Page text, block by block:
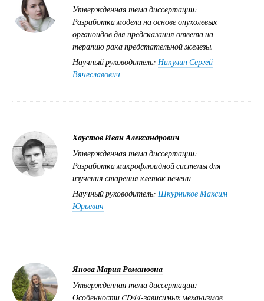
Утвержденная тема диссертации:
Разработка модели на основе опухолевых
органоидов для предсказания ответа на
терапию рака предстательной железы.
Научный руководитель: Никулин Сергей
Вячеславович
Хаустов Иван Александрович
Утвержденная тема диссертации:
Разработка микрофлюидной системы для
изучения старения клеток печени
Научный руководитель: Шкурников Максим
Юрьевич
Янова Мария Романовна
Утвержденная тема диссертации:
Особенности CD44-зависимых механизмов